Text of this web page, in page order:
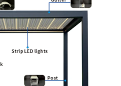
خونه
محصولات